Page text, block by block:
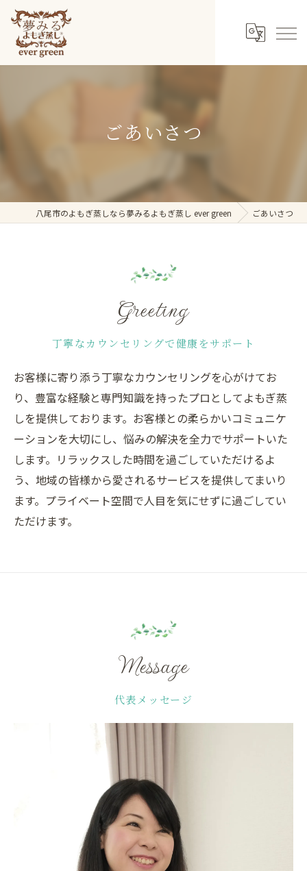
ごあいさつ
八尾市のよもぎ蒸しなら夢みるよもぎ蒸し ever green ごあいさつ
丁寧なカウンセリングで健康をサポート
Greeting
お客様に寄り添う丁寧なカウンセリングを心がけてお
り、豊富な経験と専門知識を持ったプロとしてよもぎ蒸
しを提供しております。お客様との柔らかいコミュニケ
ーションを大切にし、悩みの解決を全力でサポートいた
します。リラックスした時間を過ごしていただけるよ
う、地域の皆様から愛されるサービスを提供してまいり
ます。プライベート空間で人目を気にせずに過ごしてい
ただけます。
代表メッセージ
Message